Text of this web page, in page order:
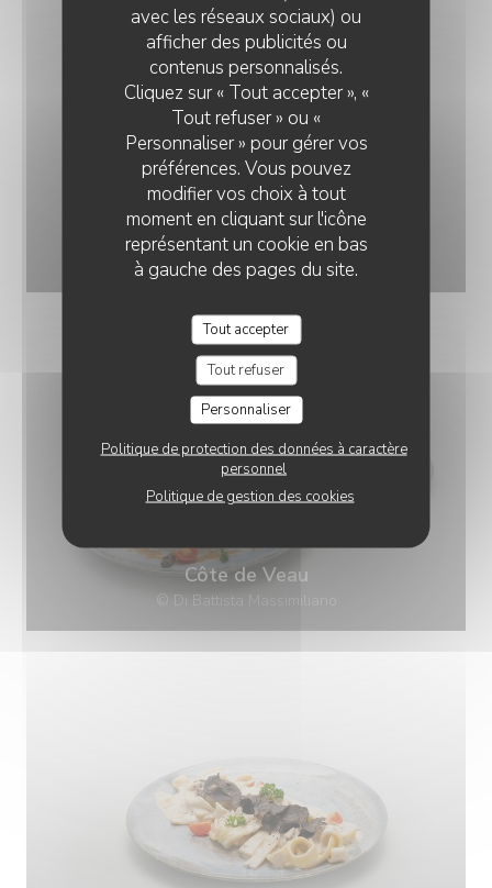
avec les réseaux sociaux) ou
afficher des publicités ou
contenus personnalisés.
Cliquez sur « Tout accepter », «
Tout refuser » ou «
Personnaliser » pour gérer vos
préférences. Vous pouvez
modifier vos choix à tout
moment en cliquant sur l'icône
représentant un cookie en bas
à gauche des pages du site.
Tout accepter
Tout refuser
Personnaliser
Politique de protection des données à caractère
personnel
Politique de gestion des cookies
Souris d'Agneau confit aux abricots
© Di Battista Massimiliano
Côte de Veau
© Di Battista Massimiliano
RESTAURANT LA DÉSALPE